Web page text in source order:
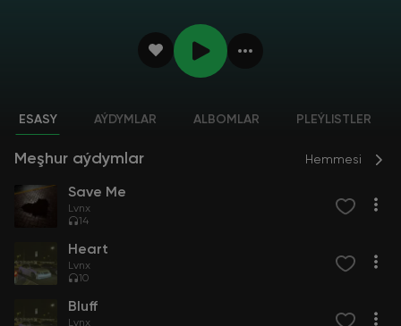
ESASY AÝDYMLAR ALBOMLAR PLEÝLISTLER
Meşhur aýdymlar Hemmesi
Save Me
Lvnx
14
Heart
Lvnx
10
Bluff
Lvnx